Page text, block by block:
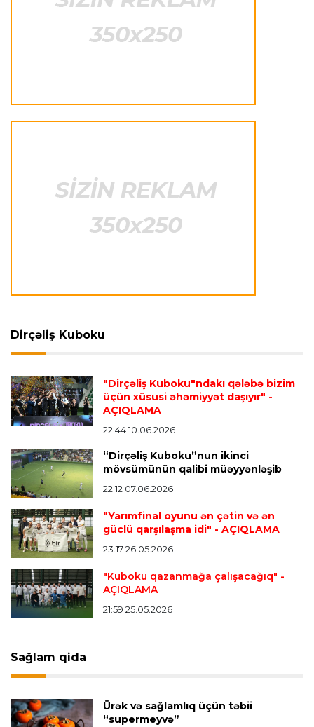
İtaliya S.A. 22:26 09.08.2026
pəncərəsinin bağlanması absurddur”
“Komo” “Çelsi”nin müdafiəçisini transfer etdi
22:10 09.08.2026
“Real”ın futbolçusu İngiltərəyə getməkdən
Offside 22:06 09.08.2026
Fransa millisinin müdafiəçisi PSJ-yə keçdi
21:58 09.08.2026
Mourinyodan Vinisiusla bağlı açıqlama- “Hələ
optimal formasında deyil”
Transfer 21:55 09.08.2026
“Mançester Yunayted” və “Çelsi” Premyer
Liqanın bombardirini istəyir
Transfer 21:49 09.08.2026
“Kristal Pelas” İsrail millisinin futbolçusunu
Bütün xəbərlər >>>
Dirçəliş Kuboku
"Dirçəliş Kuboku"ndakı qələbə bizim
üçün xüsusi əhəmiyyət daşıyır" -
AÇIQLAMA
22:44 10.06.2026
“Dirçəliş Kuboku”nun ikinci
mövsümünün qalibi müəyyənləşib
22:12 07.06.2026
"Yarımfinal oyunu ən çətin və ən
güclü qarşılaşma idi" - AÇIQLAMA
23:17 26.05.2026
"Kuboku qazanmağa çalışacağıq" -
AÇIQLAMA
21:59 25.05.2026
Sağlam qida
Ürək və sağlamlıq üçün təbii
“supermeyvə”